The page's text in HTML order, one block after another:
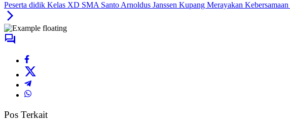
Peserta didik Kelas XD SMA Santo Arnoldus Janssen Kupang Merayakan
Pos Terkait